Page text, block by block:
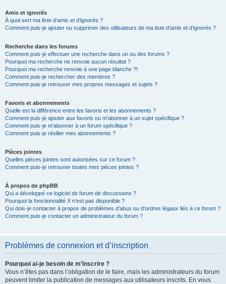
Amis et ignorés
À quoi sert ma liste d’amis et d’ignorés ?
Comment puis-je ajouter ou supprimer des utilisateurs de ma liste d’amis et d’ignorés ?
Recherche dans les forums
Comment puis-je effectuer une recherche dans un ou des forums ?
Pourquoi ma recherche ne renvoie aucun résultat ?
Pourquoi ma recherche renvoie à une page blanche ?!
Comment puis-je rechercher des membres ?
Comment puis-je retrouver mes propres messages et sujets ?
Favoris et abonnements
Quelle est la différence entre les favoris et les abonnements ?
Comment puis-je ajouter aux favoris ou m’abonner à un sujet spécifique ?
Comment puis-je m’abonner à un forum spécifique ?
Comment puis-je résilier mes abonnements ?
Pièces jointes
Quelles pièces jointes sont autorisées sur ce forum ?
Comment puis-je retrouver toutes mes pièces jointes ?
À propos de phpBB
Qui a développé ce logiciel de forum de discussions ?
Pourquoi la fonctionnalité X n’est pas disponible ?
Qui dois-je contacter à propos de problèmes d’abus ou d’ordres légaux liés à ce forum ?
Comment puis-je contacter un administrateur du forum ?
Problèmes de connexion et d’inscription
Pourquoi ai-je besoin de m’inscrire ?
Vous n’êtes pas dans l’obligation de le faire, mais les administrateurs du forum
peuvent limiter la publication de messages aux utilisateurs inscrits. En vous